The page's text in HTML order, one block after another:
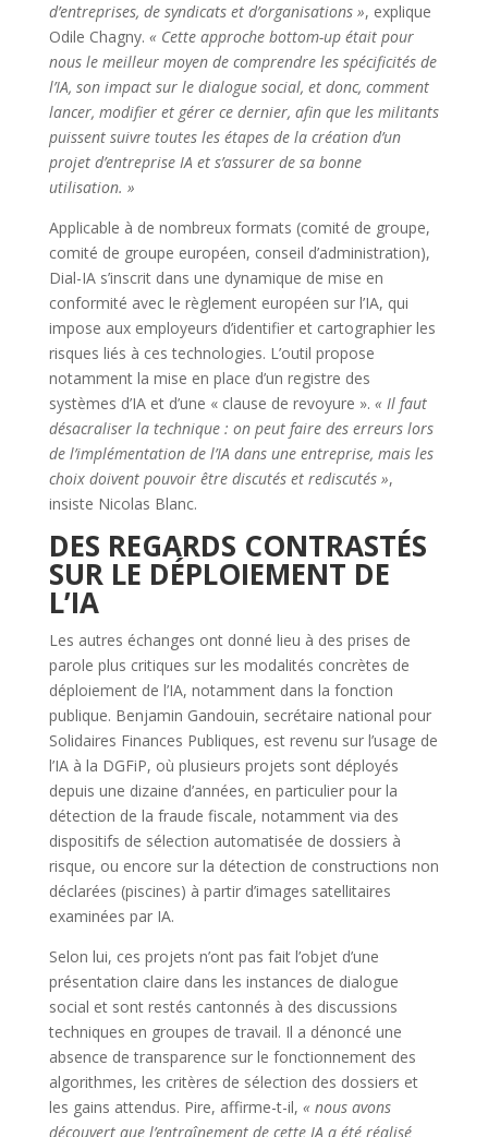
d’entreprises, de syndicats et d’organisations », explique
Odile Chagny. « Cette approche bottom-up était pour
nous le meilleur moyen de comprendre les spécificités de
l’IA, son impact sur le dialogue social, et donc, comment
lancer, modifier et gérer ce dernier, afin que les militants
puissent suivre toutes les étapes de la création d’un
projet d’entreprise IA et s’assurer de sa bonne
utilisation. »
Applicable à de nombreux formats (comité de groupe,
comité de groupe européen, conseil d’administration),
Dial-IA s’inscrit dans une dynamique de mise en
conformité avec le règlement européen sur l’IA, qui
impose aux employeurs d’identifier et cartographier les
risques liés à ces technologies. L’outil propose
notamment la mise en place d’un registre des
systèmes d’IA et d’une « clause de revoyure ». « Il faut
désacraliser la technique : on peut faire des erreurs lors
de l’implémentation de l’IA dans une entreprise, mais les
choix doivent pouvoir être discutés et rediscutés »,
insiste Nicolas Blanc.
DES REGARDS CONTRASTÉS
SUR LE DÉPLOIEMENT DE
L’IA
Les autres échanges ont donné lieu à des prises de
parole plus critiques sur les modalités concrètes de
déploiement de l’IA, notamment dans la fonction
publique. Benjamin Gandouin, secrétaire national pour
Solidaires Finances Publiques, est revenu sur l’usage de
l’IA à la DGFiP, où plusieurs projets sont déployés
depuis une dizaine d’années, en particulier pour la
détection de la fraude fiscale, notamment via des
dispositifs de sélection automatisée de dossiers à
risque, ou encore sur la détection de constructions non
déclarées (piscines) à partir d’images satellitaires
examinées par IA.
Selon lui, ces projets n’ont pas fait l’objet d’une
présentation claire dans les instances de dialogue
social et sont restés cantonnés à des discussions
techniques en groupes de travail. Il a dénoncé une
absence de transparence sur le fonctionnement des
algorithmes, les critères de sélection des dossiers et
les gains attendus. Pire, affirme-t-il, « nous avons
découvert que l’entraînement de cette IA a été réalisé